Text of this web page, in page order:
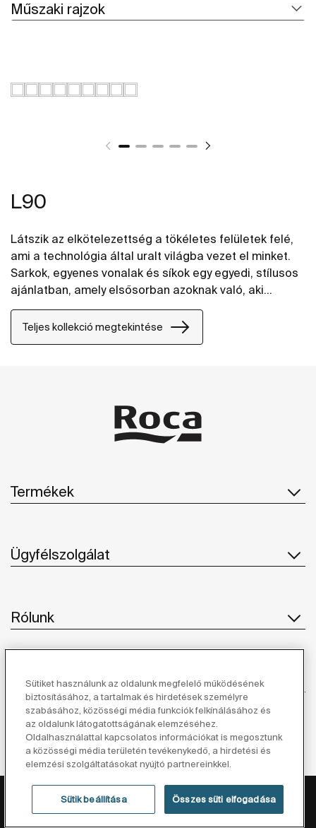
Műszaki rajzok
L90
Látszik az elkötelezettség a tökéletes felületek felé,
ami a technológia által uralt világba vezet el minket.
Sarkok, egyenes vonalak és síkok egy egyedi, stílusos
ajánlatban, amely elsősorban azoknak való, aki
szeretik a városi élet által ihletett design-t.
Teljes kollekció megtekintése
Termékek
Ügyfélszolgálat
Rólunk
Ihlet
Kövessen minket
Adatvédelmi Tájékoztató
©Copyright 2026 - Roca Sanitario S.A.U.
Sütiket használunk az oldalunk megfelelő működésének
biztosításához, a tartalmak és hirdetések személyre
szabásához, közösségi média funkciók felkínálásához és
az oldalunk látogatottságának elemzéséhez.
Oldalhasználattal kapcsolatos információkat is megosztunk
a közösségi média területén tevékenykedő, a hirdetési és
elemzési szolgáltatásokat nyújtó partnereinkkel.
Sütik beállítása Összes süti elfogadása